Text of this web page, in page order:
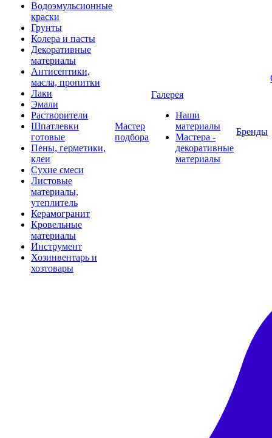
Водоэмульсионные
краски
Грунты
Колера и пасты
Декоративные
материалы
Антисептики,
масла, пропитки
Лаки
Эмали
Растворители
Шпатлевки
готовые
Пены, герметики,
клеи
Сухие смеси
Листовые
материалы,
утеплитель
Керамогранит
Кровельные
материалы
Инструмент
Хозинвентарь и
хозтовары
Мастер
подбора
Галерея
Наши
материалы
Мастера -
декоративные
материалы
Бренды